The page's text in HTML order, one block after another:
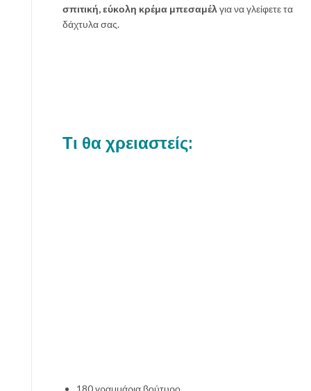
σπιτική, εύκολη κρέμα μπεσαμέλ για να γλείφετε τα
δάχτυλα σας.
Τι θα χρειαστείς:
180 γραμμάρια βούτυρο